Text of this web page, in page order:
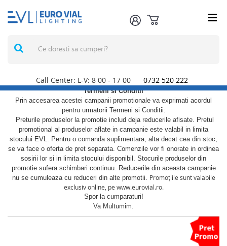
Call Center: L-V: 8 00 - 17 00 0732 520 222
Termeni si Conditii
Prin accesarea acestei campanii promotionale va exprimati acordul
pentru urmatorii Termeni si Conditii:
Preturile produselor la promotie includ deja reducerile afisate. Pretul
promotional al produselor aflate in campanie este valabil in limita
stocului EVL. Pentru o comanda suplimentara, alta decat cea din stoc,
se va face o oferta de pret separata. Comenzile vor fi onorate in ordinea
sosirii lor si in limita stocului disponibil. Stocurile produselor din
promotie sufera schimbari continuu. Reducerile din aceasta campanie
nu se cumuleaza cu reduceri din alte promotii. Promoțiile sunt valabile
exclusiv online, pe www.eurovial.ro.
Spor la cumparaturi!
Va Multumim.